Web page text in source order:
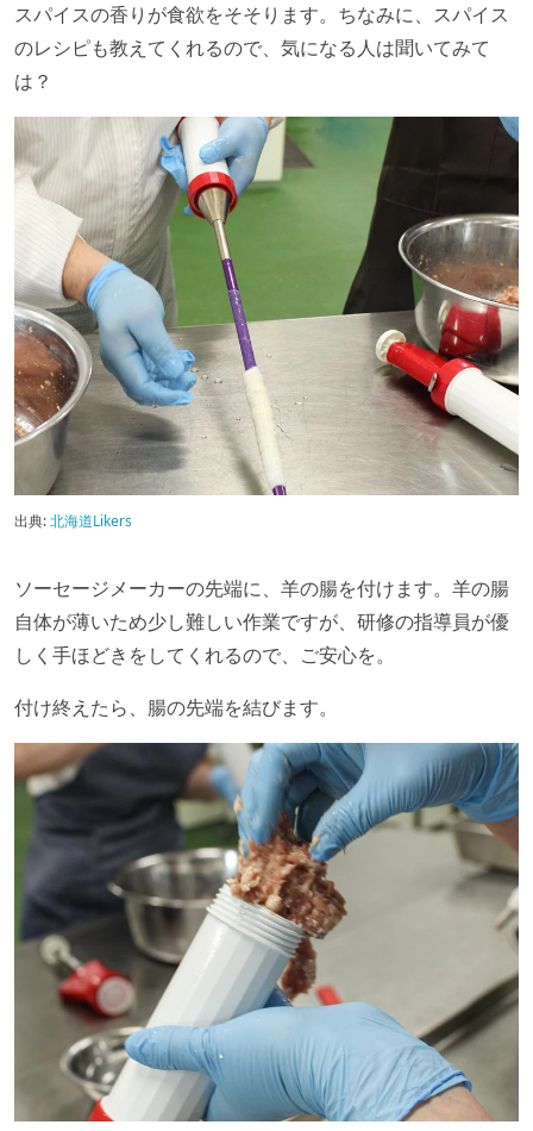
スパイスの香りが食欲をそそります。ちなみに、スパイス
のレシピも教えてくれるので、気になる人は聞いてみて
は？
出典:北海道Likers
ソーセージメーカーの先端に、羊の腸を付けます。羊の腸
自体が薄いため少し難しい作業ですが、研修の指導員が優
しく手ほどきをしてくれるので、ご安心を。
付け終えたら、腸の先端を結びます。